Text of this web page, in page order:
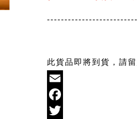
此貨品即將到貨，請
Email
Facebook